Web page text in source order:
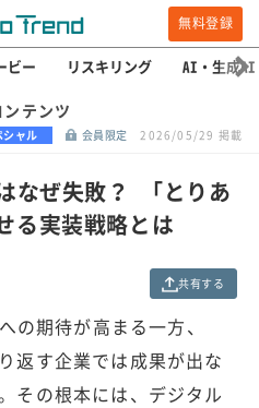
無料登録
ビー リスキリング AI・生成AI
テンツ
シャル 会員限定 2026/05/29 掲載
なぜ失敗？ 「とりあ
る実装戦略とは
共有する
の期待が高まる一方、
返す企業では成果が出な
その根本には、デジタル